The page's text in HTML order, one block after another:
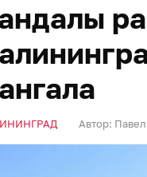
Автор: